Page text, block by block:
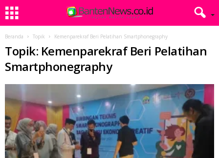
Beranda Topik Kemenparekraf Beri Pelatihan Smartphonegraphy
Topik: Kemenparekraf Beri Pelatihan
Smartphonegraphy